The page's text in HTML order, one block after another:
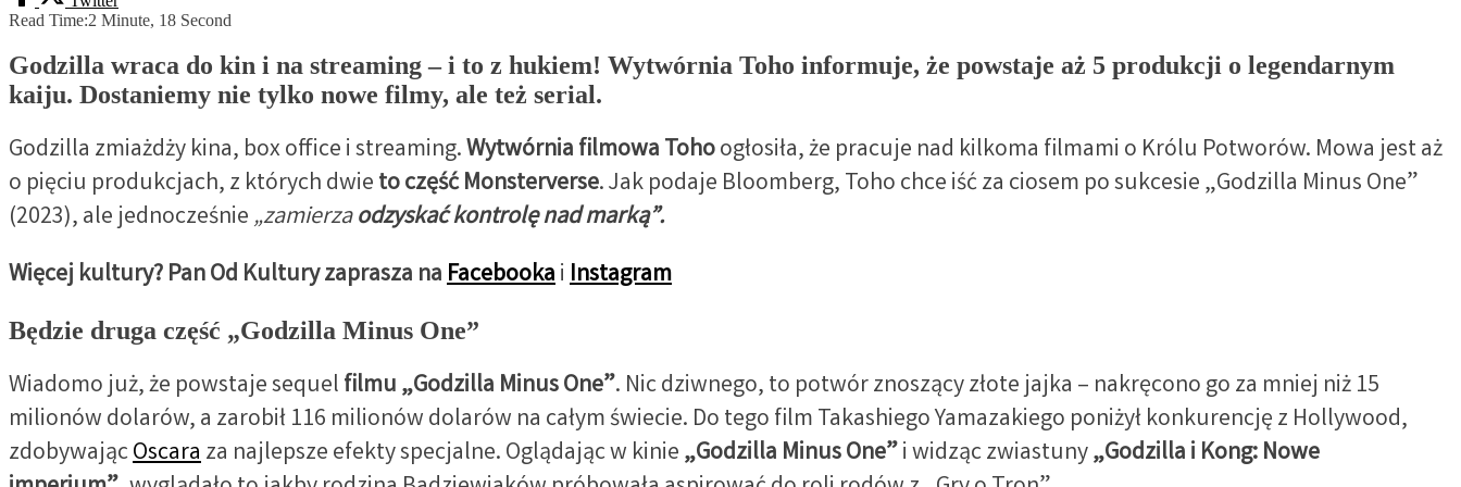
Read Time:2 Minute, 18 Second
Godzilla wraca do kin i na streaming – i to z hukiem! Wytwórnia Toho informuje, że powstaje aż 5 produkcji o legendarnym
kaiju. Dostaniemy nie tylko nowe filmy, ale też serial.
Godzilla zmiażdży kina, box office i streaming.Wytwórnia filmowa Tohoogłosiła, że pracuje nad kilkoma filmami o Królu Potworów. Mowa jest aż
o pięciu produkcjach, z których dwieto część Monsterverse. Jak podaje Bloomberg, Toho chce iść za ciosem po sukcesie „Godzilla Minus One”
(2023), ale jednocześnie„zamierzaodzyskać kontrolę nad marką”.
Więcej kultury? Pan Od Kultury zaprasza naFacebookaiInstagram
Będzie druga część „Godzilla Minus One”
Wiadomo już, że powstaje sequelfilmu „Godzilla Minus One”. Nic dziwnego, to potwór znoszący złote jajka – nakręcono go za mniej niż 15
milionów dolarów, a zarobił 116 milionów dolarów na całym świecie. Do tego film Takashiego Yamazakiego poniżył konkurencję z Hollywood,
zdobywającOscaraza najlepsze efekty specjalne. Oglądając w kinie„Godzilla Minus One”i widząc zwiastuny„Godzilla i Kong: Nowe